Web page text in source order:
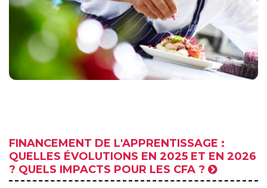
FINANCEMENT DE L'APPRENTISSAGE :
QUELLES ÉVOLUTIONS EN 2025 ET EN 2026
? QUELS IMPACTS POUR LES CFA ?